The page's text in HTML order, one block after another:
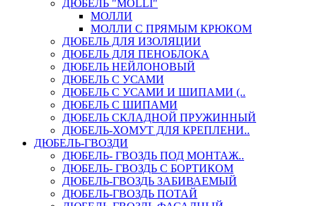
ДЮБЕЛЬ "МOLLI"
МОЛЛИ
МОЛЛИ С ПРЯМЫМ КРЮКОМ
ДЮБЕЛЬ ДЛЯ ИЗОЛЯЦИИ
ДЮБЕЛЬ ДЛЯ ПЕНОБЛОКА
ДЮБЕЛЬ НЕЙЛОНОВЫЙ
ДЮБЕЛЬ С УСАМИ
ДЮБЕЛЬ С УСАМИ И ШИПАМИ (..
ДЮБЕЛЬ С ШИПАМИ
ДЮБЕЛЬ СКЛАДНОЙ ПРУЖИННЫЙ
ДЮБЕЛЬ-ХОМУТ ДЛЯ КРЕПЛЕНИ..
ДЮБЕЛЬ-ГВОЗДИ
ДЮБЕЛЬ- ГВОЗДЬ ПОД МОНТАЖ..
ДЮБЕЛЬ- ГВОЗДЬ С БОРТИКОМ
ДЮБЕЛЬ-ГВОЗДЬ ЗАБИВАЕМЫЙ
ДЮБЕЛЬ-ГВОЗДЬ ПОТАЙ